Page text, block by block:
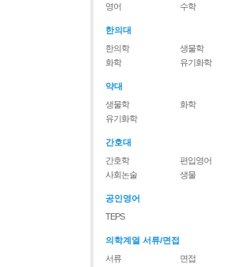
영어
수학
한의대
한의학
생물학
화학
유기화학
약대
생물학
화학
유기화학
간호대
간호학
편입영어
사회논술
생물
공인영어
TEPS
의학계열 서류/면접
서류
면접